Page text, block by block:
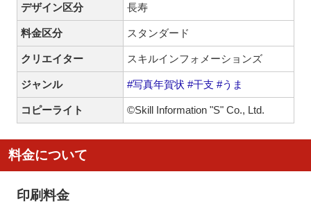
デザイン区分 長寿
料金区分 スタンダード
クリエイター スキルインフォメーションズ
ジャンル #写真年賀状 #干支 #うま
コピーライト ©Skill Information "S" Co., Ltd.
料金について
印刷料金